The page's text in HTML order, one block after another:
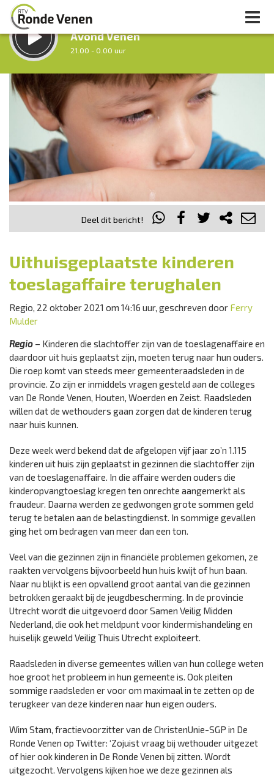
LUISTER LIVE:
Avond Venen
21.00 - 0.00 uur
STRAKS:
Nacht van De Ronde Venen
0.00 - 7.00 uur
Vorig uur
uur 1 van 0
Inklappen
Deel dit bericht!
Uithuisgeplaatste kinderen
toeslagaffaire terughalen
Regio, 22 oktober 2021 om 14:16 uur, geschreven door Ferry
Mulder
Regio – Kinderen die slachtoffer zijn van de toeslagenaffaire en
daardoor uit huis geplaatst zijn, moeten terug naar hun ouders.
Die roep komt van steeds meer gemeenteraadsleden in de
provincie. Zo zijn er inmiddels vragen gesteld aan de colleges
van De Ronde Venen, Houten, Woerden en Zeist. Raadsleden
willen dat de wethouders gaan zorgen dat de kinderen terug
naar huis kunnen.
Deze week werd bekend dat de afgelopen vijf jaar zo’n 1.115
kinderen uit huis zijn geplaatst in gezinnen die slachtoffer zijn
van de toeslagenaffaire. In die affaire werden ouders die
kinderopvangtoeslag kregen ten onrechte aangemerkt als
fraudeur. Daarna werden ze gedwongen grote sommen geld
terug te betalen aan de belastingdienst. In sommige gevallen
ging het om bedragen van meer dan een ton.
Veel van die gezinnen zijn in financiële problemen gekomen, ze
raakten vervolgens bijvoorbeeld hun huis kwijt of hun baan.
Naar nu blijkt is een opvallend groot aantal van die gezinnen
betrokken geraakt bij de jeugdbescherming. In de provincie
Utrecht wordt die uitgevoerd door Samen Veilig Midden
Nederland, die ook het meldpunt voor kindermishandeling en
huiselijk geweld Veilig Thuis Utrecht exploiteert.
Raadsleden in diverse gemeentes willen van hun college weten
hoe groot het probleem in hun gemeente is. Ook pleiten
sommige raadsleden er voor om maximaal in te zetten op de
terugkeer van deze kinderen naar hun eigen ouders.
Wim Stam, fractievoorzitter van de ChristenUnie-SGP in De
Ronde Venen op Twitter: ‘Zojuist vraag bij wethouder uitgezet
of hier ook kinderen in De Ronde Venen bij zitten. Wordt
uitgezocht. Vervolgens kijken hoe we deze gezinnen als